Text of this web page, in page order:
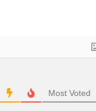
Most Voted